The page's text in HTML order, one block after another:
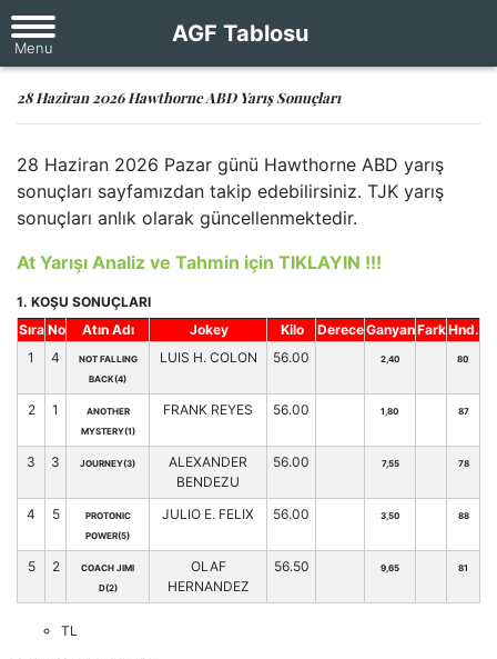
AGF Tablosu
28 Haziran 2026 Hawthorne ABD Yarış Sonuçları
28 Haziran 2026 Pazar günü Hawthorne ABD yarış
sonuçları sayfamızdan takip edebilirsiniz. TJK yarış
sonuçları anlık olarak güncellenmektedir.
At Yarışı Analiz ve Tahmin için TIKLAYIN !!!
1. KOŞU SONUÇLARI
Sıra No Atın Adı Jokey Kilo DereceGanyanFarkHnd.
1
4
NOT FALLING
BACK(4)
LUIS H. COLON 56.00 2,40 80
2 1
ANOTHER
MYSTERY(1)
FRANK REYES 56.00 1,80 87
3 3 JOURNEY(3)
ALEXANDER
BENDEZU
56.00 7,55 78
4 5
PROTONIC
POWER(5)
JULIO E. FELIX 56.00 3,50 88
5 2
COACH JIMI
D(2)
OLAF
HERNANDEZ
56.50 9,65 81
TL